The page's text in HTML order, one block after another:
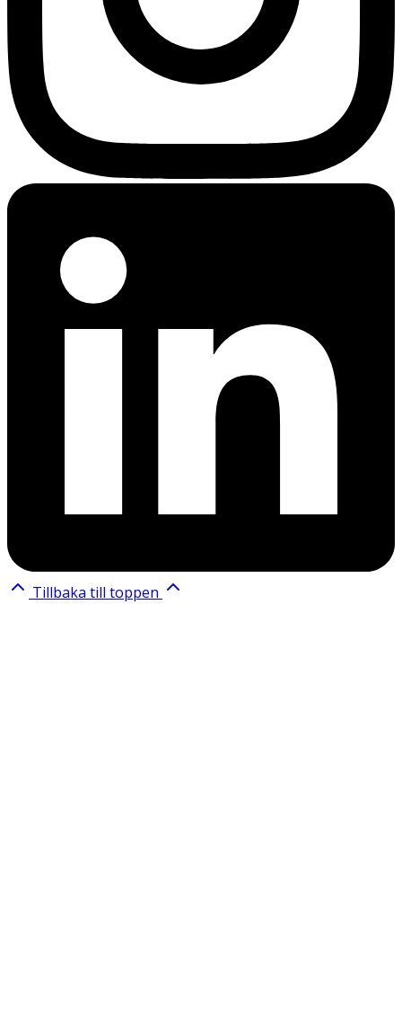
Tillbaka till toppen